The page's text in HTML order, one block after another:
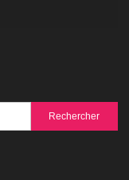
Rechercher :